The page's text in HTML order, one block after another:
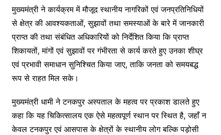
मुख्यमंत्री ने कार्यक्रम में मौजूद स्थानीय नागरिकों एवं जनप्रतिनिधियों
से क्षेत्र की आवश्यकताओं, सुझावों तथा समस्याओं के बारे में जानकारी
प्राप्त की तथा संबंधित अधिकारियों को निर्देशित किया कि प्राप्त
शिकायतों, मांगों एवं सुझावों पर गंभीरता से कार्य करते हुए उनका शीघ्र
एवं प्रभावी समाधान सुनिश्चित किया जाए, ताकि जनता को समयबद्ध
रूप से राहत मिल सके।
मुख्यमंत्री धामी ने टनकपुर अस्पताल के महत्व पर प्रकाश डालते हुए
कहा कि यह चिकित्सालय एक ऐसे महत्वपूर्ण स्थान पर स्थित है, जहाँ न
केवल टनकपुर एवं आसपास के क्षेत्रों के स्थानीय लोग बल्कि पड़ोसी